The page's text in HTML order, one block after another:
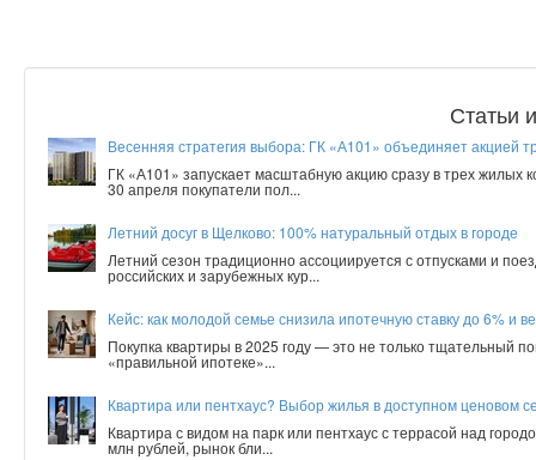
Статьи
Весенняя стратегия выбора: ГК «А101» объединяет акцией
ГК «А101» запускает масштабную акцию сразу в трех
30 апреля покупатели пол...
Летний досуг в Щелково: 100% натуральный отдых в городе
Летний сезон традиционно ассоциируется с отпусками и
российских и зарубежных кур...
Кейс: как молодой семье снизила ипотечную ставку до 6% и
Покупка квартиры в 2025 году — это не только тщательный
«правильной ипотеке»...
Квартира или пентхаус? Выбор жилья в доступном ценовом
Квартира с видом на парк или пентхаус с террасой над
млн рублей, рынок бли...